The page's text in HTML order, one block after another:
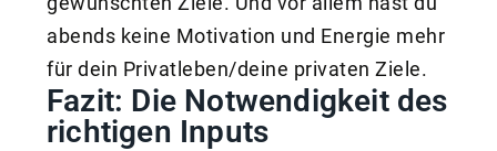
abends keine Motivation und Energie mehr
für dein Privatleben/deine privaten Ziele.
Fazit: Die Notwendigkeit des
richtigen Inputs